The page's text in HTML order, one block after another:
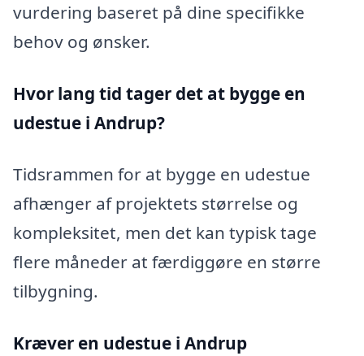
vurdering baseret på dine specifikke
behov og ønsker.
Hvor lang tid tager det at bygge en
udestue i Andrup?
Tidsrammen for at bygge en udestue
afhænger af projektets størrelse og
kompleksitet, men det kan typisk tage
flere måneder at færdiggøre en større
tilbygning.
Kræver en udestue i Andrup